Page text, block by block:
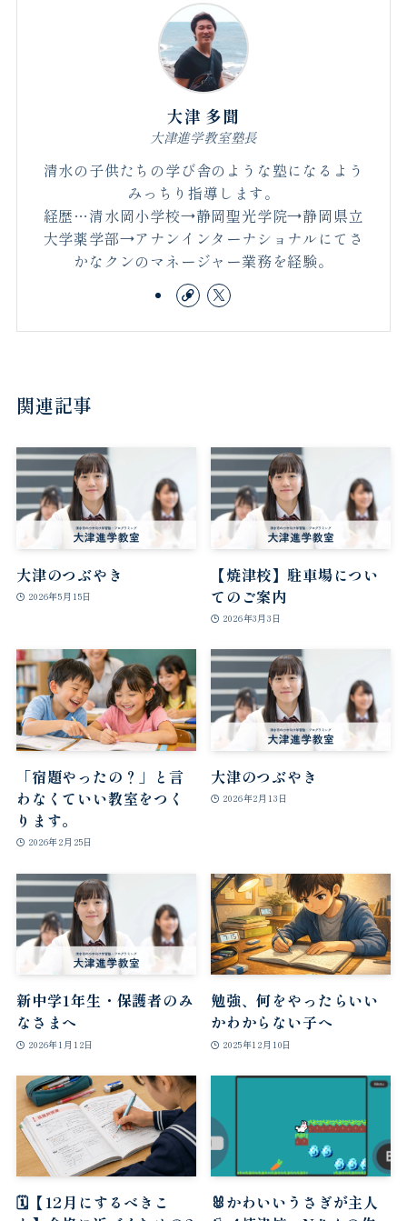
大津 多聞
大津進学教室塾長
清水の子供たちの学び舎のような塾になるよう
みっちり指導します。
経歴…清水岡小学校→静岡聖光学院→静岡県立
大学薬学部→アナンインターナショナルにてさ
かなクンのマネージャー業務を経験。
関連記事
大津のつぶやき
2026年5月15日
【焼津校】駐車場につい
てのご案内
2026年3月3日
「宿題やったの？」と言
わなくていい教室をつく
ります。
2026年2月25日
大津のつぶやき
2026年2月13日
新中学1年生・保護者のみ
なさまへ
2026年1月12日
勉強、何をやったらいい
かわからない子へ
2025年12月10日
🗓【12月にするべきこ
🐰かわいいうさぎが主人